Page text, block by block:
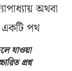
অথবা
পথ
যাওয়া
প্রশ্ন